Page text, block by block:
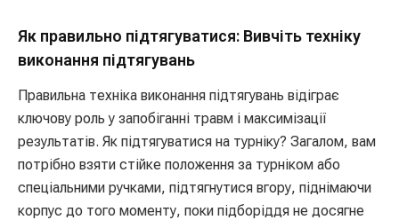
Як правильно підтягуватися: Вивчіть техніку
виконання підтягувань
Правильна техніка виконання підтягувань відіграє
ключову роль у запобіганні травм і максимізації
результатів. Як підтягуватися на турніку? Загалом, вам
потрібно взяти стійке положення за турніком або
спеціальними ручками, підтягнутися вгору, піднімаючи
корпус до того моменту, поки підборіддя не досягне